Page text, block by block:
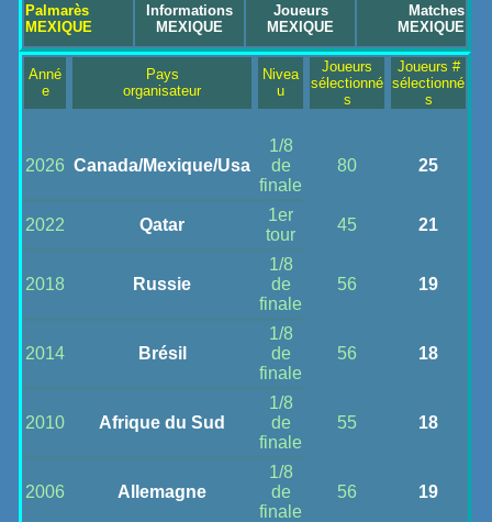
Palmarès
MEXIQUE
Informations
MEXIQUE
Joueurs
MEXIQUE
Matches
MEXIQUE
Anné
e
Pays
organisateur
Nivea
u
Joueurs
sélectionné
s
Joueurs #
sélectionné
s
2026 Canada/Mexique/Usa
1/8
de
finale
80 25
2022 Qatar
1er
tour
45 21
2018 Russie
1/8
de
finale
56 19
2014 Brésil
1/8
de
finale
56 18
2010 Afrique du Sud
1/8
de
finale
55 18
2006 Allemagne
1/8
de
finale
56 19